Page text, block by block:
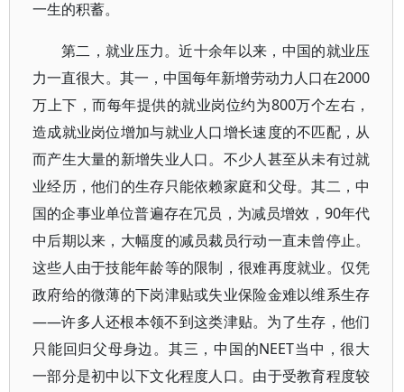
一生的积蓄。
第二，就业压力。近十余年以来，中国的就业压
力一直很大。其一，中国每年新增劳动力人口在2000
万上下，而每年提供的就业岗位约为800万个左右，
造成就业岗位增加与就业人口增长速度的不匹配，从
而产生大量的新增失业人口。不少人甚至从未有过就
业经历，他们的生存只能依赖家庭和父母。其二，中
国的企事业单位普遍存在冗员，为减员增效，90年代
中后期以来，大幅度的减员裁员行动一直未曾停止。
这些人由于技能年龄等的限制，很难再度就业。仅凭
政府给的微薄的下岗津贴或失业保险金难以维系生存
――许多人还根本领不到这类津贴。为了生存，他们
只能回归父母身边。其三，中国的NEET当中，很大
一部分是初中以下文化程度人口。由于受教育程度较